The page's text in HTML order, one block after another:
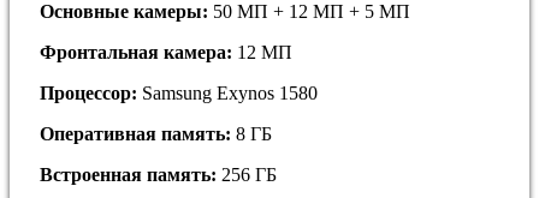
Основные камеры: 50 МП + 12 МП + 5 МП
Фронтальная камера: 12 МП
Процессор: Samsung Exynos 1580
Оперативная память: 8 ГБ
Встроенная память: 256 ГБ